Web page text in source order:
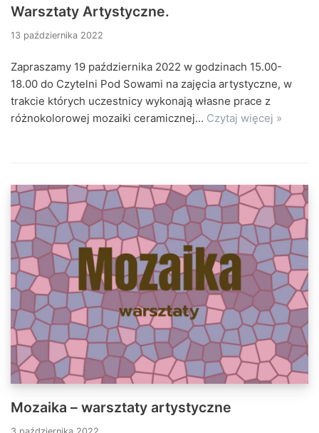
Warsztaty Artystyczne.
13 października 2022
Zapraszamy 19 października 2022 w godzinach 15.00-
18.00 do Czytelni Pod Sowami na zajęcia artystyczne, w
trakcie których uczestnicy wykonają własne prace z
różnokolorowej mozaiki ceramicznej… Czytaj więcej »
Mozaika – warsztaty artystyczne